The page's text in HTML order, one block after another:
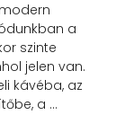
a
szinte
jelen van.
kávéba, az
a …